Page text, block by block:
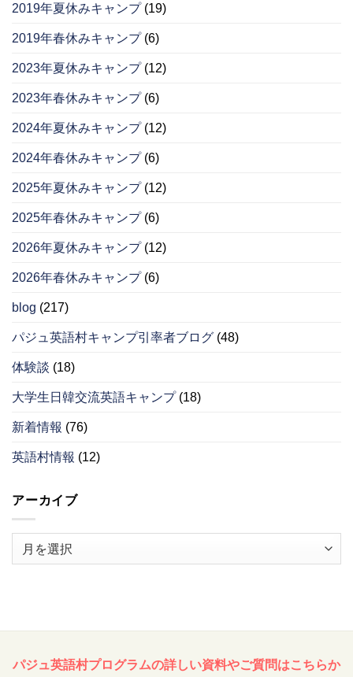
2019年夏休みキャンプ(19)
2019年春休みキャンプ(6)
2023年夏休みキャンプ(12)
2023年春休みキャンプ(6)
2024年夏休みキャンプ(12)
2024年春休みキャンプ(6)
2025年夏休みキャンプ(12)
2025年春休みキャンプ(6)
2026年夏休みキャンプ(12)
2026年春休みキャンプ(6)
blog (217)
パジュ英語村キャンプ引率者ブログ (48)
体験談 (18)
大学生日韓交流英語キャンプ(18)
新着情報 (76)
英語村情報 (12)
アーカイブ
パジュ英語村プログラムの詳しい資料やご質問はこちらか